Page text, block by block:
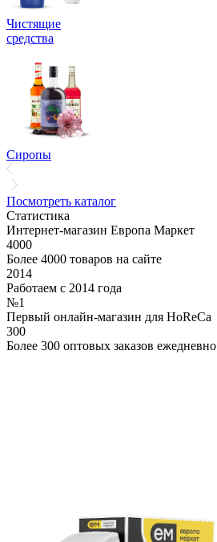
Чистящие
средства
Сиропы
Посмотреть каталог
Статистика
Интернет-магазин Европа Маркет
4000
Более 4000 товаров на сайте
2014
Работаем с 2014 года
№1
Первый онлайн-магазин для HoReCa
300
Более 300 оптовых заказов ежедневно